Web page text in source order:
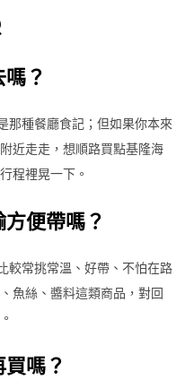
？
那種餐廳食記；但如果你本來
近走走，想順路買點基隆海
程裡晃一下。
便帶嗎？
較常挑常溫、好帶、不怕在路
魚絲、醬料這類商品，對回
嗎？